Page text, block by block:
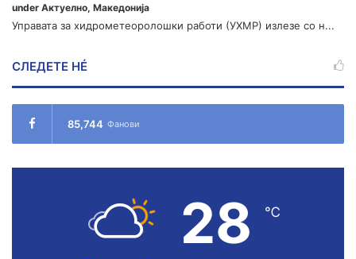
under Актуелно, Македонија
Управата за хидрометеоролошки работи (УХМР) излезе со н...
СЛЕДЕТЕ НÉ
85,744 Фанови
28 ℃